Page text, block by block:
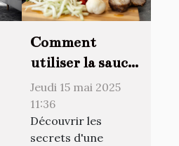
Comment
utiliser la sauce
teriyaki pour
transformer vos
plats
Jeudi 15 mai 2025
11:36
Découvrir les
secrets d'une